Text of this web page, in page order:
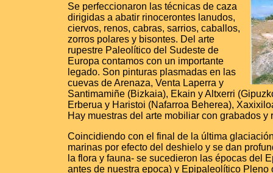
Se perfeccionaron las técnicas de caza
dirigidas a abatir rinocerontes lanudos,
ciervos, renos, cabras, sarrios, caballos,
zorros polares y bisontes. Del arte
rupestre Paleolítico del Sudeste de
Europa contamos con un importante
legado. Son pinturas plasmadas en las
cuevas de Arenaza, Venta Laperra y
Santimamiñe (Bizkaia), Ekain y Altxerri
Erberua y Haristoi (Nafarroa Beherea),
Hay muestras del arte mobiliar con grabados
Coincidiendo con el final de la última
marinas por efecto del deshielo y se dan
la flora y fauna- se sucedieron las épocas del
antes de nuestra epoca) y Epipaleolítico